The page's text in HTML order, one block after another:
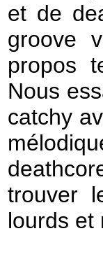
et de
groove
propos
Nous
catchy
trouver
lourds et